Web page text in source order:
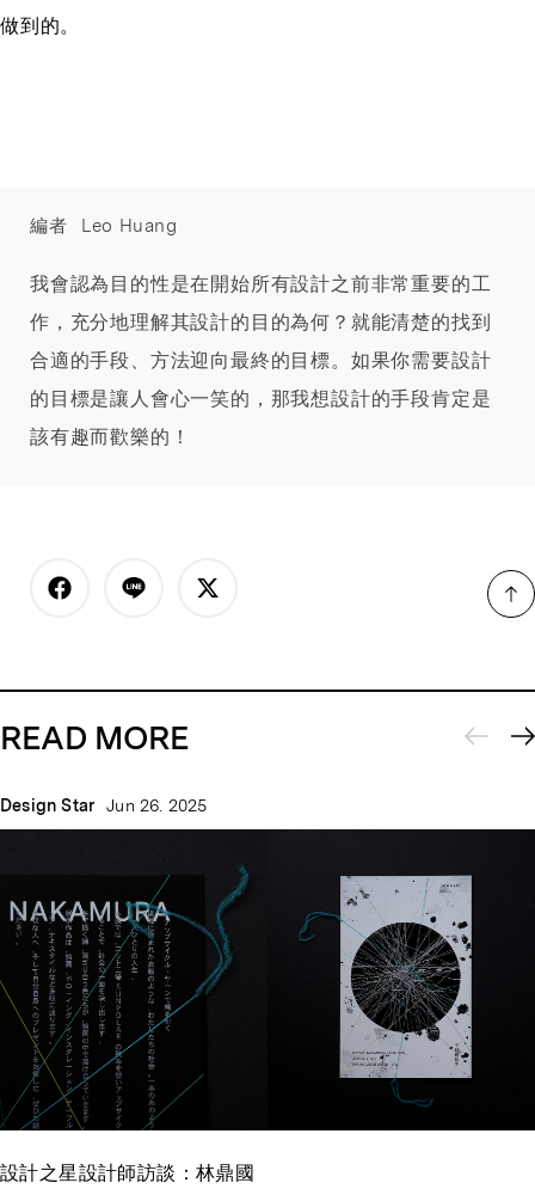
做到的。
編者 Leo Huang
我會認為目的性是在開始所有設計之前非常重要的工
作，充分地理解其設計的目的為何？就能清楚的找到
合適的手段、方法迎向最終的目標。如果你需要設計
的目標是讓人會心一笑的，那我想設計的手段肯定是
該有趣而歡樂的！
READ MORE
Design Star Jun 26. 2025
設計之星設計師訪談：林鼎國